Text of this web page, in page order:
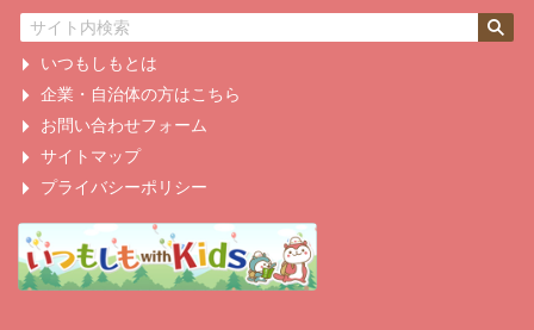
いつもしもとは
企業・自治体の方はこちら
お問い合わせフォーム
サイトマップ
プライバシーポリシー